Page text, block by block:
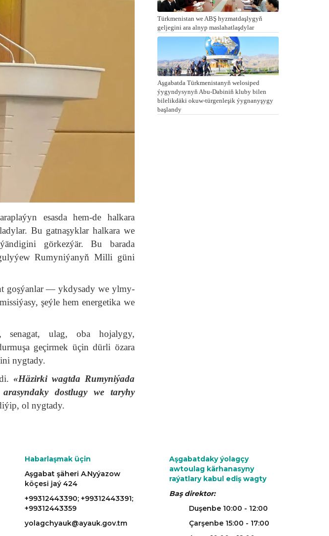
esasda hem-de halkara
Bu gatnaşyklar halkara we
görkezýär. Bu barada
Rumyniýanyň Milli güni
goşýanlar — ykdysady we ylmy-
şeýle hem energetika we
senagat, ulag, oba hojalygy,
geçirmek üçin dürli özara
nygtady.
«Häzirki wagtda Rumyniýada
dostlugy we taryhy
ol nygtady.
Türkmenistan we ABŞ hyzmatdaşlygyň
geljegini ara alnyp maslahatlaşdylar
Aşgabatda Türkmenistanyň welosiped
ýygyndysynyň Abu-Dabiniň kluby bilen
bilelikdäki okuw-türgenleşik ýygnanyşygy
başlandy
Habarlaşmak üçin
Aşgabat şäheri A.Nyýazow
köçesi jaý 424
+99312443390; +99312443391;
+99312443359
yolagchyauk@ayauk.gov.tm
Aşgabatdaky ýolagçy
awtoulag kärhanasyny
raýatlary kabul ediş wagty
Baş direktor:
Duşenbe 10:00 - 12:00
Çarşenbe 15:00 - 17:00